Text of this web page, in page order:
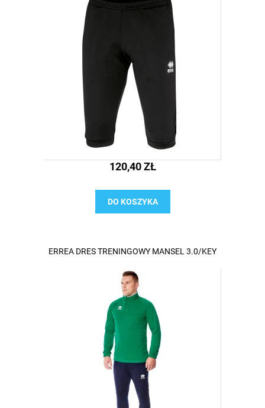
120,40 ZŁ
DO KOSZYKA
ERREA DRES TRENINGOWY MANSEL 3.0/KEY